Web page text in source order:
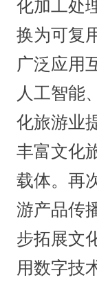
化加工处
换为可复
广泛应用
人工智能
化旅游业
丰富文化
载体。再
游产品传
步拓展文
用数字技